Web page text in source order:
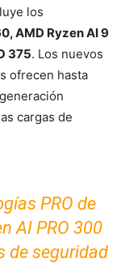
los
AMD Ryzen AI 9
375. Los nuevos
ofrecen hasta
cargas de
PRO de
AI PRO 300
de seguridad